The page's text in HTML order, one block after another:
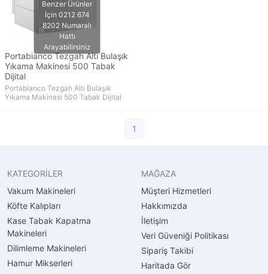
Portabianco Tezgah Altı Bulaşık
Yıkama Makinesi 500 Tabak
Dijital
Portabianco Tezgah Altı Bulaşık
Yıkama Makinesi 500 Tabak Dijital
1
KATEGORİLER
Vakum Makineleri
Köfte Kalıpları
Kase Tabak Kapatma
Makineleri
Dilimleme Makineleri
Hamur Mikserleri
MAĞAZA
Müşteri Hizmetleri
Hakkımızda
İletişim
Veri Güveniği Politikası
Sipariş Takibi
Haritada Gör